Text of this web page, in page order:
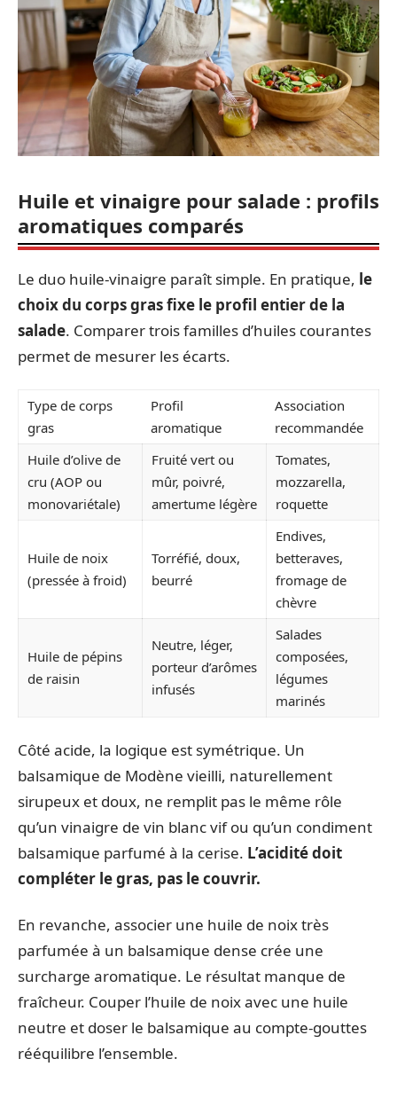
Huile et vinaigre pour salade : profils
aromatiques comparés
Le duo huile-vinaigre paraît simple. En pratique, le
choix du corps gras fixe le profil entier de la
salade. Comparer trois familles d’huiles courantes
permet de mesurer les écarts.
Type de corps
gras
Profil
aromatique
Association
recommandée
Huile d’olive de
cru (AOP ou
monovariétale)
Fruité vert ou
mûr, poivré,
amertume légère
Tomates,
mozzarella,
roquette
Huile de noix
(pressée à froid)
Torréfié, doux,
beurré
Endives,
betteraves,
fromage de
chèvre
Huile de pépins
de raisin
Neutre, léger,
porteur d’arômes
infusés
Salades
composées,
légumes
marinés
Côté acide, la logique est symétrique. Un
balsamique de Modène vieilli, naturellement
sirupeux et doux, ne remplit pas le même rôle
qu’un vinaigre de vin blanc vif ou qu’un condiment
balsamique parfumé à la cerise. L’acidité doit
compléter le gras, pas le couvrir.
En revanche, associer une huile de noix très
parfumée à un balsamique dense crée une
surcharge aromatique. Le résultat manque de
fraîcheur. Couper l’huile de noix avec une huile
neutre et doser le balsamique au compte-gouttes
rééquilibre l’ensemble.